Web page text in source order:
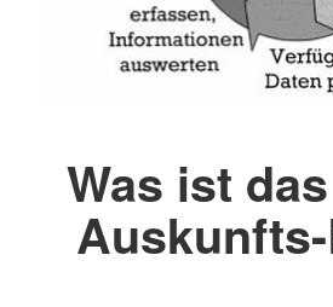
Was ist